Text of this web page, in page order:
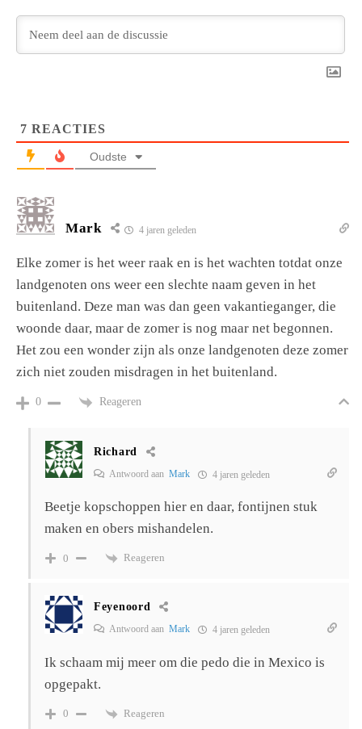
7 REACTIES
Oudste
Mark 4 jaren geleden
Elke zomer is het weer raak en is het wachten totdat onze
landgenoten ons weer een slechte naam geven in het
buitenland. Deze man was dan geen vakantieganger, die
woonde daar, maar de zomer is nog maar net begonnen.
Het zou een wonder zijn als onze landgenoten deze zomer
zich niet zouden misdragen in het buitenland.
0 Reageren
Richard
Antwoord aan Mark 4 jaren geleden
Beetje kopschoppen hier en daar, fontijnen stuk
maken en obers mishandelen.
0 Reageren
Feyenoord
Antwoord aan Mark 4 jaren geleden
Ik schaam mij meer om die pedo die in Mexico is
opgepakt.
0 Reageren